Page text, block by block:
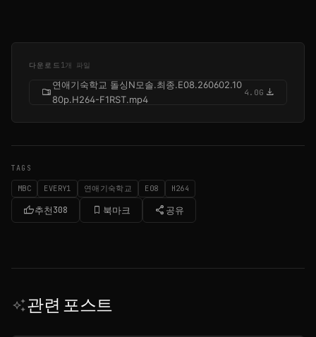
다운로드 1개 파일
folder_zip
연애기숙학교 돌싱N모솔.최종.E08.260602.10
80p.H264-F1RST.mp4
4.0G download
TAGS
MBC EVERY1 연애기숙학교 E08 H264
thumb_up추천308 bookmark_border 북마크 share 공유
auto_awesome관련 포스트